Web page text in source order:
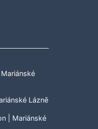
Lázně
| Mariánské